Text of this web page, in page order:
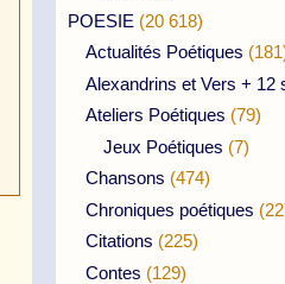
POESIE (20 618)
Actualités Poétiques
Alexandrins et Vers + 12
Ateliers Poétiques (79)
Jeux Poétiques (7)
Chansons (474)
Chroniques poétiques
Citations (225)
Contes (129)